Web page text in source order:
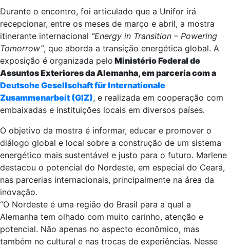
Durante o encontro, foi articulado que a Unifor irá
recepcionar, entre os meses de março e abril, a mostra
itinerante internacional “Energy in Transition – Powering
Tomorrow”, que aborda a transição energética global. A
exposição é organizada pelo Ministério Federal de
Assuntos Exteriores da Alemanha, em parceria com a
Deutsche Gesellschaft für Internationale
Zusammenarbeit (GIZ), e realizada em cooperação com
embaixadas e instituições locais em diversos países.
O objetivo da mostra é informar, educar e promover o
diálogo global e local sobre a construção de um sistema
energético mais sustentável e justo para o futuro. Marlene
destacou o potencial do Nordeste, em especial do Ceará,
nas parcerias internacionais, principalmente na área da
inovação.
“O Nordeste é uma região do Brasil para a qual a
Alemanha tem olhado com muito carinho, atenção e
potencial. Não apenas no aspecto econômico, mas
também no cultural e nas trocas de experiências. Nesse